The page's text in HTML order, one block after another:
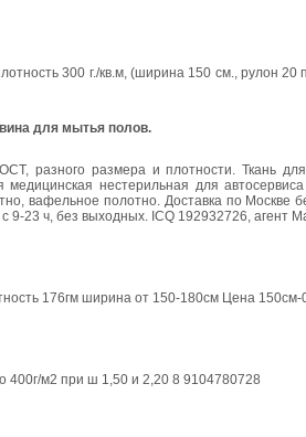
300 г./кв.м, (ширина 150 см., рулон
для мытья полов.
разного размера и плотности. Ткань
нестерильная для
вафельное полотно. Доставка по Москве
9-23 ч, без выходных. ICQ 192932726, aгент
176гм ширина от 150-180см Цена
400г/м2 при ш 1,50 и 2,20 8 9104780728